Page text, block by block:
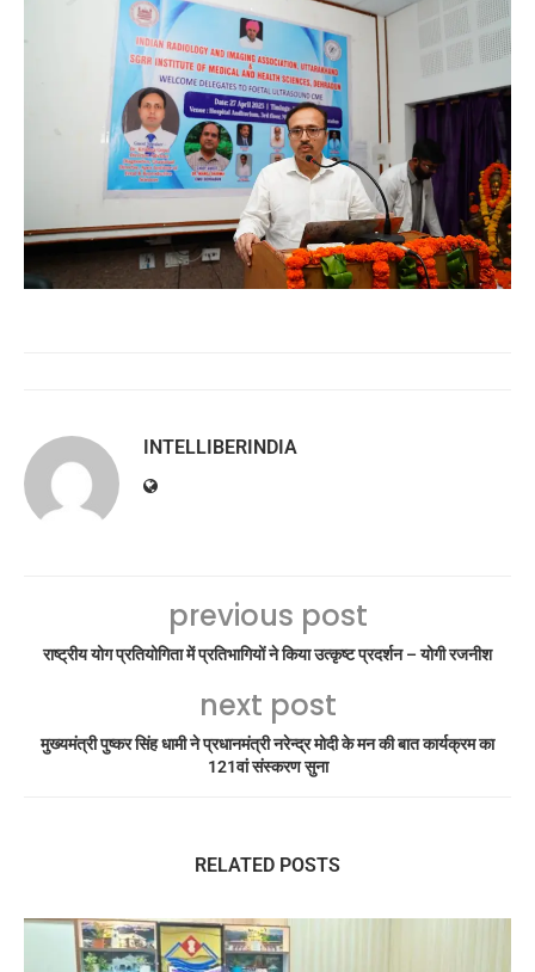
INTELLIBERINDIA
previous post
राष्ट्रीय योग प्रतियोगिता में प्रतिभागियों ने किया उत्कृष्ट प्रदर्शन – योगी रजनीश
next post
मुख्यमंत्री पुष्कर सिंह धामी ने प्रधानमंत्री नरेन्द्र मोदी के मन की बात कार्यक्रम का
121वां संस्करण सुना
RELATED POSTS